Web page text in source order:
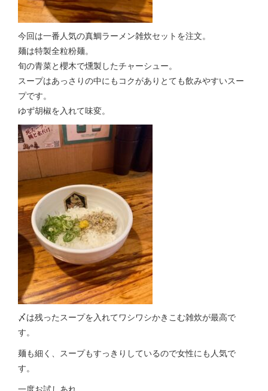
今回は一番人気の真鯛ラーメン雑炊セットを注文。
麺は特製全粒粉麺。
旬の青菜と櫻木で燻製したチャーシュー。
スープはあっさりの中にもコクがありとても飲みやすいスー
プです。
ゆず胡椒を入れて味変。
〆は残ったスープを入れてワシワシかきこむ雑炊が最高で
す。
麺も細く、スープもすっきりしているので女性にも人気で
す。